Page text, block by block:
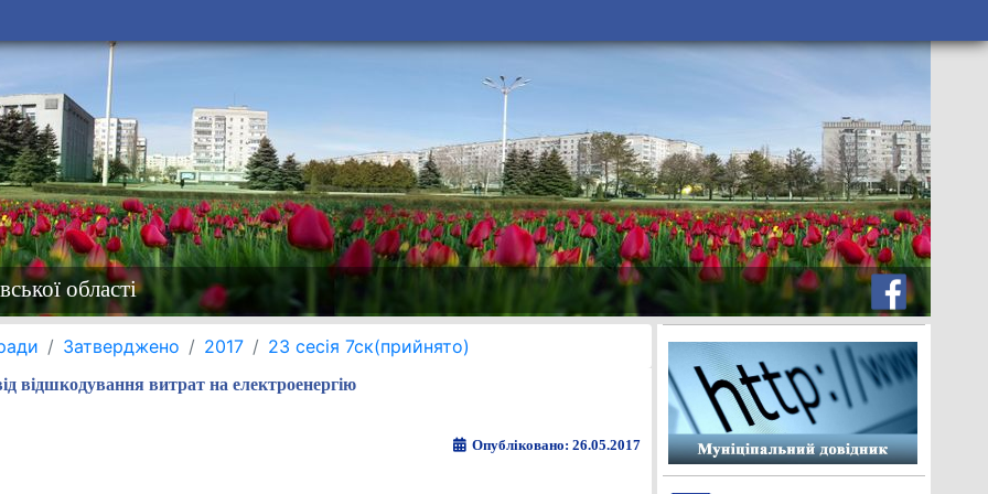
області
Затверджено 2017 23 сесія 7ск(прийнято)
відшкодування витрат на електроенергію
Опубліковано: 26.05.2017